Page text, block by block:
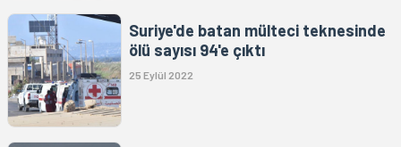
Suriye'de batan mülteci teknesinde
ölü sayısı 94'e çıktı
25 Eylül 2022